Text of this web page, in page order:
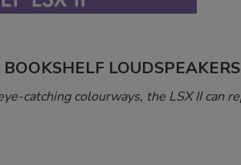
BOOKSHELF
catching colourways, the LSX II can